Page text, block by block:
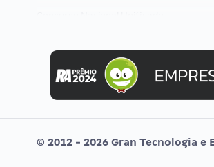
Concurso MPU
Editais publicados
© 2012 - 2026 Gran Tecnologia e